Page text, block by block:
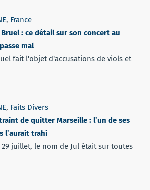
, France
: ce détail sur son concert au
mal
fait l'objet d'accusations de viols et
, Faits Divers
de quitter Marseille : l’un de ses
l’aurait trahi
juillet, le nom de Jul était sur toutes